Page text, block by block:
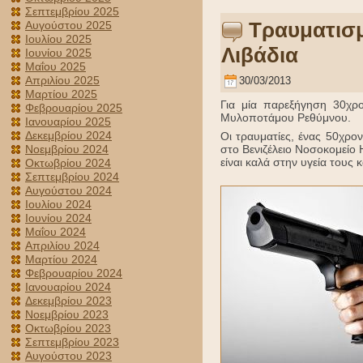
Σεπτεμβρίου 2025
Αυγούστου 2025
Ιουλίου 2025
Ιουνίου 2025
Μαΐου 2025
Απριλίου 2025
Μαρτίου 2025
Φεβρουαρίου 2025
Ιανουαρίου 2025
Δεκεμβρίου 2024
Νοεμβρίου 2024
Οκτωβρίου 2024
Σεπτεμβρίου 2024
Αυγούστου 2024
Ιουλίου 2024
Ιουνίου 2024
Μαΐου 2024
Απριλίου 2024
Μαρτίου 2024
Φεβρουαρίου 2024
Ιανουαρίου 2024
Δεκεμβρίου 2023
Νοεμβρίου 2023
Οκτωβρίου 2023
Σεπτεμβρίου 2023
Αυγούστου 2023
Λιβάδια
30/03/2013
Για μία παρεξήγηση
Μυλοποτάμου Ρεθύμνου.
Οι τραυματίες, ένας
στο Βενιζέλειο
είναι καλά στην υγεία